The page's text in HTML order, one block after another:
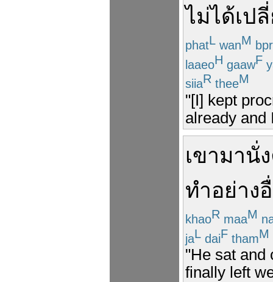
ไม่ได้เป
phatL wanM
laaeoH gaawF
siiaR theeM
"[I] kept
already and
เขามานั่ง
ทำอย่าง
khaoR maaM
jaL daiF thamM
"He sat and
finally left